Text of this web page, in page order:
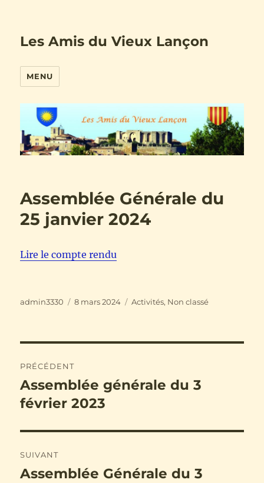
Les Amis du Vieux Lançon
MENU
Assemblée Générale du
25 janvier 2024
Lire le compte rendu
Auteur
admin3330
Publié
8 mars 2024 Catégories
Activités, Non classé
de
l’article
PRÉCÉDENT
Publication
précédente :
Assemblée générale du 3
février 2023
SUIVANT
Publication
Assemblée Générale du 3